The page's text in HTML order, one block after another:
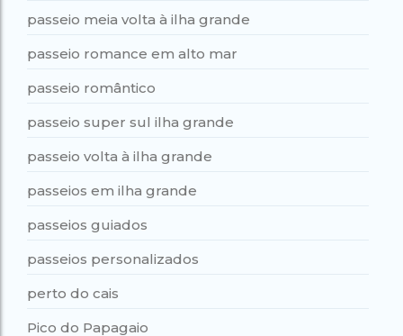
passeio meia volta à ilha grande
passeio romance em alto mar
passeio romântico
passeio super sul ilha grande
passeio volta à ilha grande
passeios em ilha grande
passeios guiados
passeios personalizados
perto do cais
Pico do Papagaio